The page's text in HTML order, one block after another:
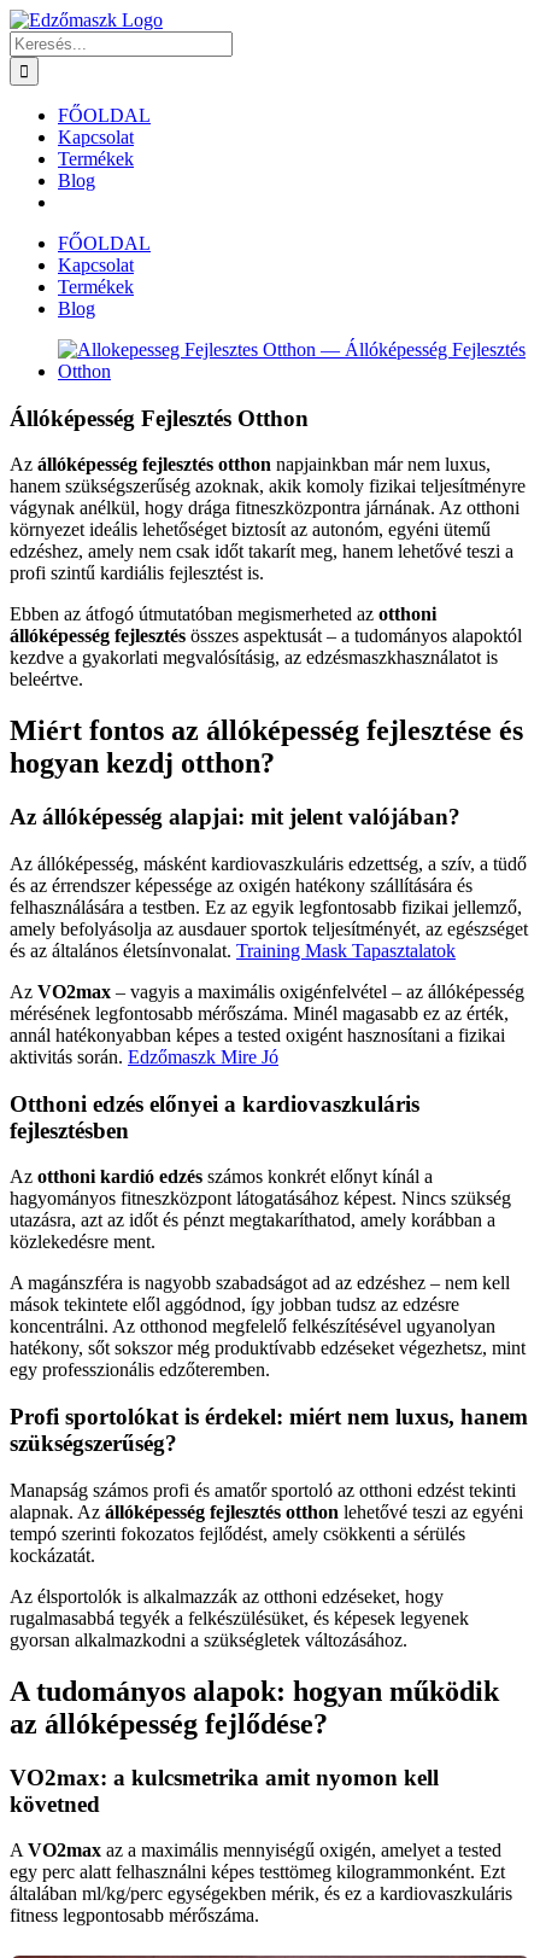
Kihagyás
Keresés...
FŐOLDAL
Kapcsolat
Termékek
Blog
FŐOLDAL
Kapcsolat
Termékek
Blog
View
Larger
Állóképesség Fejlesztés Otthon
Az állóképesség fejlesztés otthon napjainkban már nem luxus,
hanem szükségszerűség azoknak, akik komoly fizikai teljesítményre
vágynak anélkül, hogy drága fitneszközpontra járnának. Az otthoni
környezet ideális lehetőséget biztosít az autonóm, egyéni ütemű
edzéshez, amely nem csak időt takarít meg, hanem lehetővé teszi a
profi szintű kardiális fejlesztést is.
Ebben az átfogó útmutatóban megismerheted az otthoni
állóképesség fejlesztés összes aspektusát – a tudományos alapoktól
kezdve a gyakorlati megvalósításig, az edzésmaszkhasználatot is
beleértve.
Miért fontos az állóképesség fejlesztése és
hogyan kezdj otthon?
Az állóképesség alapjai: mit jelent valójában?
Az állóképesség, másként kardiovaszkuláris edzettség, a szív, a tüdő
és az érrendszer képessége az oxigén hatékony szállítására és
felhasználására a testben. Ez az egyik legfontosabb fizikai jellemző,
amely befolyásolja az ausdauer sportok teljesítményét, az egészséget
és az általános életsínvonalat. Training Mask Tapasztalatok
Az VO2max – vagyis a maximális oxigénfelvétel – az állóképesség
mérésének legfontosabb mérőszáma. Minél magasabb ez az érték,
annál hatékonyabban képes a tested oxigént hasznosítani a fizikai
aktivitás során. Edzőmaszk Mire Jó
Otthoni edzés előnyei a kardiovaszkuláris
fejlesztésben
Az otthoni kardió edzés számos konkrét előnyt kínál a
hagyományos fitneszközpont látogatásához képest. Nincs szükség
utazásra, azt az időt és pénzt megtakaríthatod, amely korábban a
közlekedésre ment.
A magánszféra is nagyobb szabadságot ad az edzéshez – nem kell
mások tekintete elől aggódnod, így jobban tudsz az edzésre
koncentrálni. Az otthonod megfelelő felkészítésével ugyanolyan
hatékony, sőt sokszor még produktívabb edzéseket végezhetsz, mint
egy professzionális edzőteremben.
Profi sportolókat is érdekel: miért nem luxus, hanem
szükségszerűség?
Manapság számos profi és amatőr sportoló az otthoni edzést tekinti
alapnak. Az állóképesség fejlesztés otthon lehetővé teszi az egyéni
tempó szerinti fokozatos fejlődést, amely csökkenti a sérülés
kockázatát.
Az élsportolók is alkalmazzák az otthoni edzéseket, hogy
rugalmasabbá tegyék a felkészülésüket, és képesek legyenek
gyorsan alkalmazkodni a szükségletek változásához.
A tudományos alapok: hogyan működik
az állóképesség fejlődése?
VO2max: a kulcsmetrika amit nyomon kell
követned
A VO2max az a maximális mennyiségű oxigén, amelyet a tested
egy perc alatt felhasználni képes testtömeg kilogrammonként. Ezt
általában ml/kg/perc egységekben mérik, és ez a kardiovaszkuláris
fitness legpontosabb mérőszáma.